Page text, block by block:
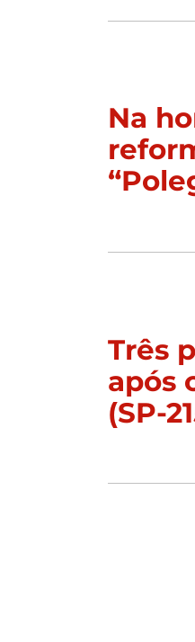
Na
Três
após
(SP-